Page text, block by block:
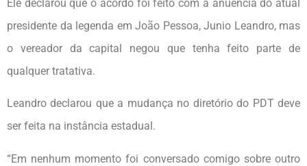
Ele declarou que o acordo foi feito com a anuência do atual
presidente da legenda em João Pessoa, Junio Leandro, mas
o vereador da capital negou que tenha feito parte de
qualquer tratativa.
Leandro declarou que a mudança no diretório do PDT deve
ser feita na instância estadual.
“Em nenhum momento foi conversado comigo sobre outro